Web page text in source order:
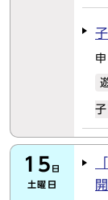
15 日
土曜日